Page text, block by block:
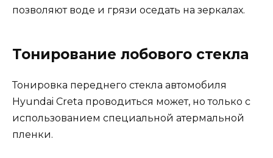
позволяют воде и грязи оседать на зеркалах.
Тонирование лобового стекла
Тонировка переднего стекла автомобиля
Hyundai Creta проводиться может, но только с
использованием специальной атермальной
пленки.